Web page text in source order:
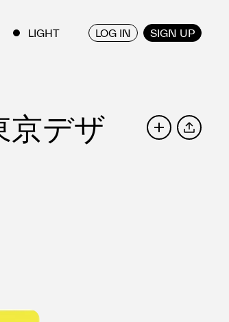
LOG IN SIGN UP
ENGLISH / JAPANESE
京デザ
SHARE